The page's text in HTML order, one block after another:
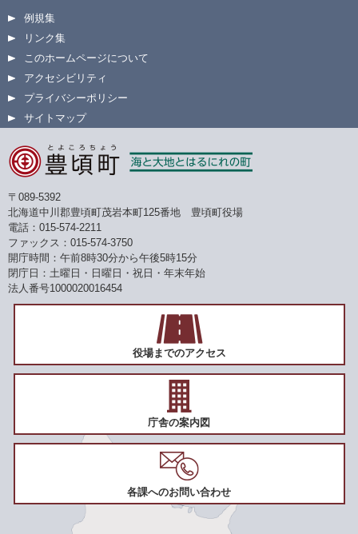
例規集
リンク集
このホームページについて
アクセシビリティ
プライバシーポリシー
サイトマップ
〒089-5392
北海道中川郡豊頃町茂岩本町125番地 豊頃町役場
電話：015-574-2211
ファックス：015-574-3750
開庁時間：午前8時30分から午後5時15分
閉庁日：土曜日・日曜日・祝日・年末年始
法人番号1000020016454
役場までのアクセス
庁舎の案内図
各課へのお問い合わせ